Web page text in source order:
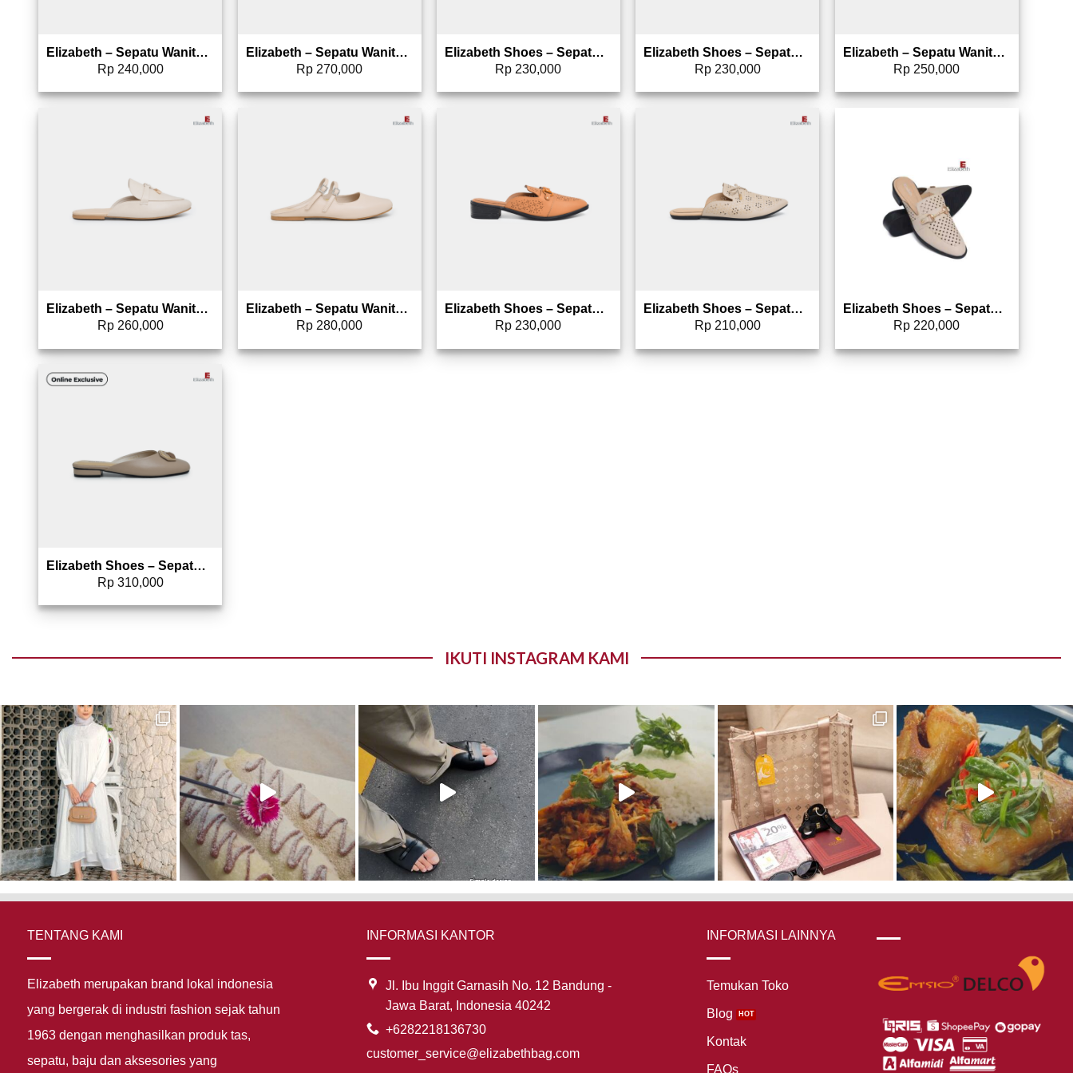
Elizabeth – Sepatu Wanita | Selop Mary Jane 0327-0196
Rp240,000
Elizabeth – Sepatu Wanita | Mules 0608-0286
Rp 270,000
Elizabeth Shoes – Sepatu Wanita | Mules Laser Cut 0491-0127
Rp 230,000
Elizabeth Shoes – Sepatu Wanita | Selop Laser Cut 0491-0137
Rp230,000
Elizabeth – Sepatu Wanita | Mules 0608-0284
Rp 250,000
Elizabeth – Sepatu Wanita | Mules Flat 0608-0283
Rp260,000
Elizabeth – Sepatu Wanita | Mary Jane Mules 0608-0276
Rp 280,000
Elizabeth Shoes – Sepatu Wanita | Selop Laser Cut 0491-0136
Rp 230,000
Elizabeth Shoes – Sepatu Wanita | Selop Laser Cut 0491-0138
Rp210,000
Elizabeth Shoes – Sepatu Selop 0491-0087
Rp 220,000
Elizabeth Shoes – Sepatu Wanita | Mules Buckle 0615-0173
Rp310,000
IKUTI INSTAGRAM KAMI
TENTANG KAMI
Elizabeth merupakan brand lokal indonesia
yang bergerak di industri fashion sejak tahun
1963 dengan menghasilkan produk tas,
sepatu, baju dan aksesories yang
INFORMASI KANTOR
Jl. Ibu Inggit Garnasih No. 12 Bandung -
Jawa Barat, Indonesia 40242
+6282218136730
customer_service@elizabethbag.com
INFORMASI LAINNYA
Temukan Toko
Blog
Kontak
FAQs